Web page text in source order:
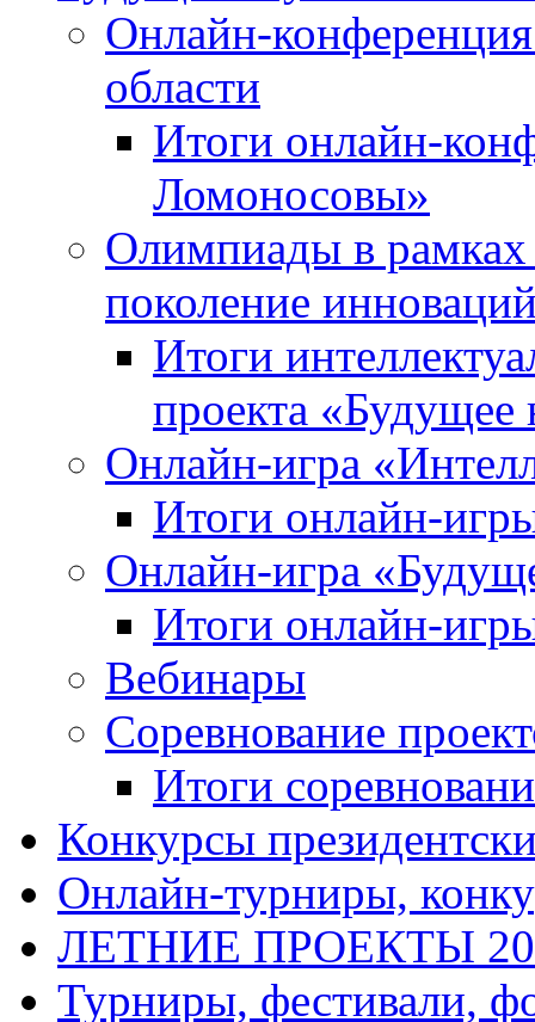
Онлайн-
области
Итоги онлайн-
Ломоносовы»
Олимпиады в рамках
поколение
Итоги
проекта «Будущее
Онлайн-игра
Итоги онлайн-
Онлайн-игра
Итоги онлайн-
Вебинары
Соревнование
Итоги
Конкурсы
Онлайн-турниры,
ЛЕТНИЕ ПРОЕКТЫ
Турниры, фестивали,